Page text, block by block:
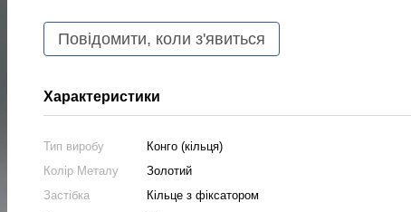
Повідомити, коли з'явиться
Характеристики
Тип виробу
Конго (кільця)
Колір Металу
Золотий
Застібка
Кільце з фіксатором